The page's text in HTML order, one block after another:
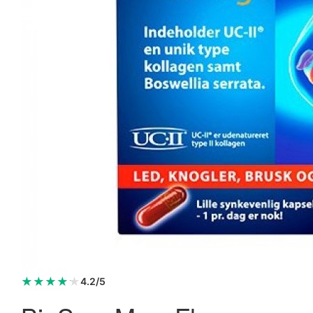
BioSym Omnimin 300 tabl.
449,95 kr. 499,95 kr.
★ ★ ★ ★★4.2/5